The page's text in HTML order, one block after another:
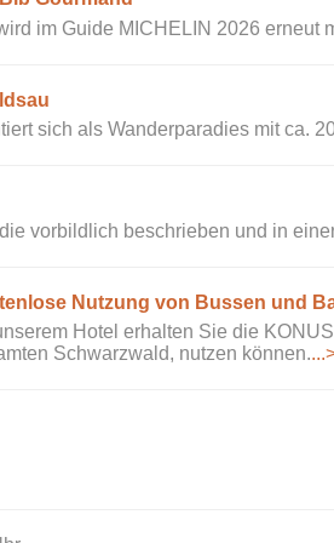
im Guide MICHELIN 2026 erneut
sich als Wanderparadies mit ca.
vorbildlich beschrieben und in
Nutzung von Bussen und
Hotel erhalten Sie die
Schwarzwald, nutzen können.